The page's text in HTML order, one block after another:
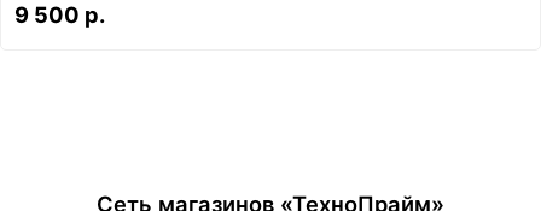
9 500 р.
Сеть магазинов «ТехноПрайм»